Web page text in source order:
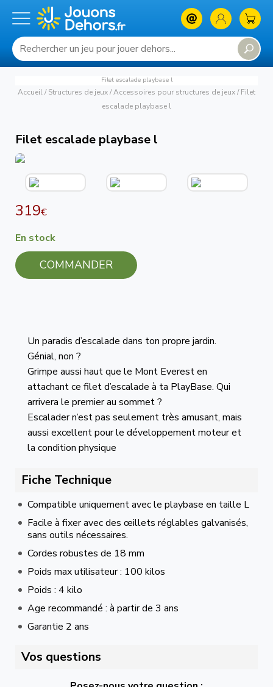
Filet escalade playbase l
Accueil/ Structures de jeux/Accessoires pour structures de jeux/ Filet
escalade playbase l
Un paradis d’escalade dans ton propre jardin.
Génial, non ?
Grimpe aussi haut que le Mont Everest en
attachant ce filet d’escalade à ta PlayBase. Qui
arrivera le premier au sommet ?
Escalader n’est pas seulement très amusant, mais
aussi excellent pour le développement moteur et
la condition physique
Fiche Technique
Compatible uniquement avec le playbase en taille L
Facile à fixer avec des œillets réglables galvanisés,
sans outils nécessaires.
Cordes robustes de 18 mm
Poids max utilisateur : 100 kilos
Poids : 4 kilo
Age recommandé : à partir de 3 ans
Garantie 2 ans
Vos questions
Filet escalade playbase l
319€
En stock
COMMANDER